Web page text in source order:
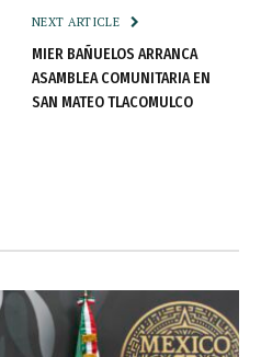
NEXT ARTICLE
MIER BAÑUELOS ARRANCA
ASAMBLEA COMUNITARIA EN
SAN MATEO TLACOMULCO